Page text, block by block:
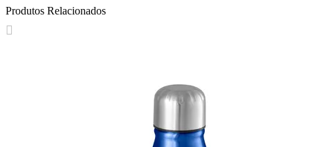
Produtos Relacionados